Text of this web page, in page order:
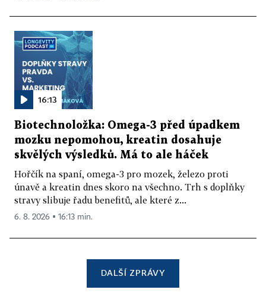
16:13
Biotechnoložka: Omega-3 před úpadkem
mozku nepomohou, kreatin dosahuje
skvělých výsledků. Má to ale háček
Hořčík na spaní, omega-3 pro mozek, železo proti
únavě a kreatin dnes skoro na všechno. Trh s doplňky
stravy slibuje řadu benefitů, ale které z...
6. 8. 2026 ▪ 16:13 min.
DALŠÍ ZPRÁVY